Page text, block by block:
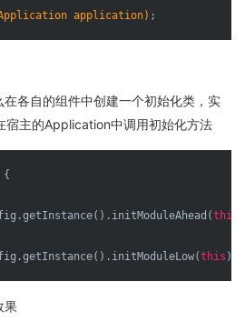
application) ;
各自的组件中创建一个初始化类，实
宿主的Application中调用初始化方法
{
this
this );
果